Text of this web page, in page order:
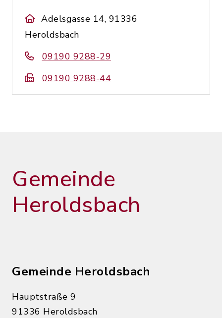
Adelsgasse 14, 91336
Heroldsbach
09190 9288-29
09190 9288-44
Gemeinde
Heroldsbach
Gemeinde Heroldsbach
Hauptstraße 9
91336 Heroldsbach